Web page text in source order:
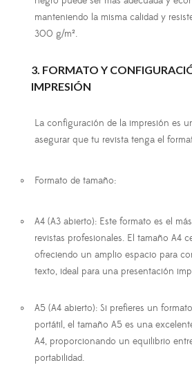
manteniendo la misma calidad y
300 g/m².
3. FORMATO Y
IMPRESIÓN
La configuración de la impresión es
asegurar que tu revista tenga el
Formato de tamaño:
A4 (A3 abierto): Este formato es el
revistas profesionales. El tamaño A4
ofreciendo un amplio espacio para
texto, ideal para una presentación
A5 (A4 abierto): Si prefieres un
portátil, el tamaño A5 es una
A4, proporcionando un equilibrio
portabilidad.